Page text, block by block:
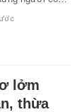
lởm
thừa